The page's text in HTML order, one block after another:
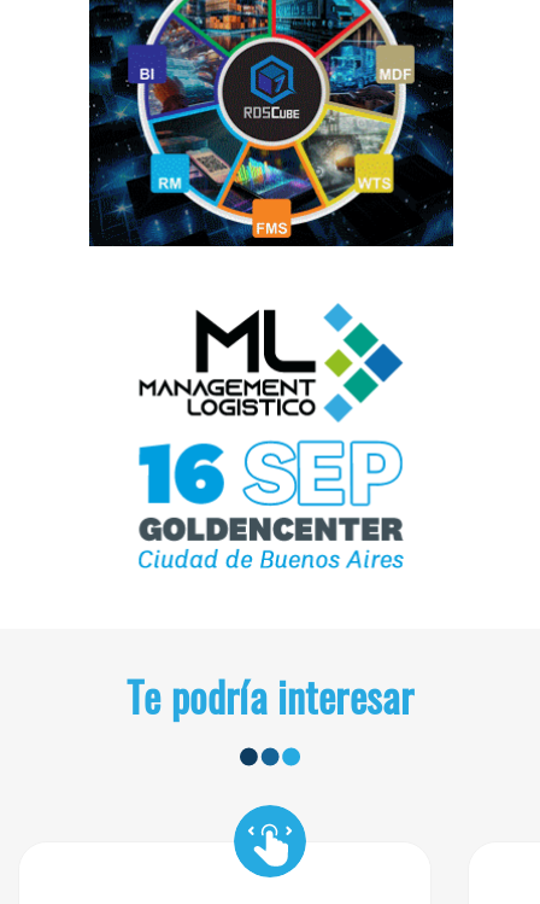
Te podría interesar